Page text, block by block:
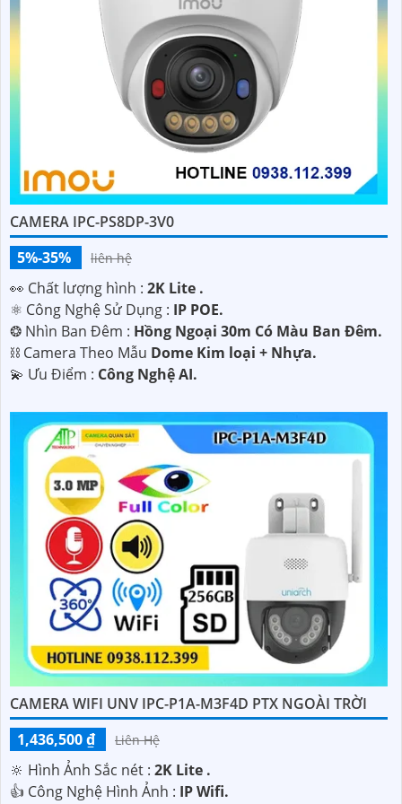
CAMERA IPC-PS8DP-3V0
5%-35%
liên hệ
️👀 Chất lượng hình : 2K Lite .
⚛️ Công Nghệ Sử Dụng : IP POE.
❂ Nhìn Ban Đêm : Hồng Ngoại 30m Có Màu Ban Ðêm.
⛓ Camera Theo Mẫu Dome Kim loại + Nhựa.
️💫 Ưu Điểm : Công Nghệ AI.
CAMERA WIFI UNV IPC-P1A-M3F4D PTX NGOÀI TRỜI
1,436,500 ₫
Liên Hệ
🔆 Hình Ảnh Sắc nét : 2K Lite .
👍 Công Nghệ Hình Ảnh : IP Wifi.